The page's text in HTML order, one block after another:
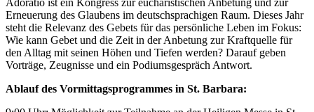
Erneuerung des Glaubens im deutschsprachigen Raum. Dieses Jahr
steht die Relevanz des Gebets für das persönliche Leben im Fokus:
Wie kann Gebet und die Zeit in der Anbetung zur Kraftquelle für
den Alltag mit seinen Höhen und Tiefen werden? Darauf geben
Vorträge, Zeugnisse und ein Podiumsgespräch Antwort.
Ablauf des Vormittagsprogrammes in St. Barbara: